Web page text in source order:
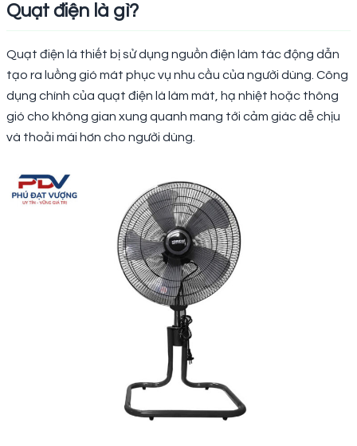
Quạt điện là gì?
Quạt điện là thiết bị sử dụng nguồn điện làm tác động dẫn
tạo ra luồng gió mát phục vụ nhu cầu của người dùng. Công
dụng chính của quạt điện là làm mát, hạ nhiệt hoặc thông
gió cho không gian xung quanh mang tới cảm giác dễ chịu
và thoải mái hơn cho người dùng.